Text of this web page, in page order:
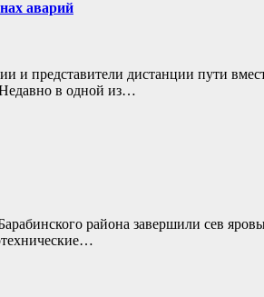
аварий
и представители дистанции пути
в одной из…
района завершили сев